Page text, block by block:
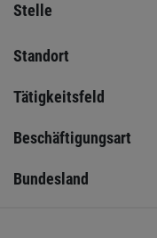
Stelle
Standort
Tätigkeitsfeld
Beschäftigungsart
Bundesland